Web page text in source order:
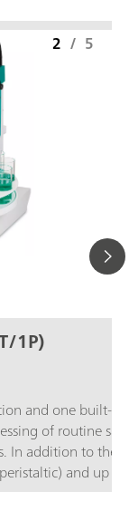
1P)
and one built-in
of routine
In addition to the
and up
be
2 / 5